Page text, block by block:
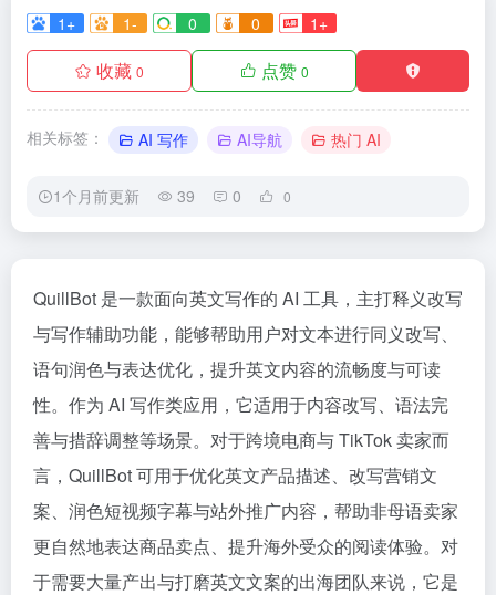
1+ 1- 0 0 1+
收藏 0 点赞 0
相关标签： AI 写作 AI导航 热门 AI
1个月前更新 39 0 0
QuillBot 是一款面向英文写作的 AI 工具，主打释义改写
与写作辅助功能，能够帮助用户对文本进行同义改写、
语句润色与表达优化，提升英文内容的流畅度与可读
性。作为 AI 写作类应用，它适用于内容改写、语法完
善与措辞调整等场景。对于跨境电商与 TikTok 卖家而
言，QuillBot 可用于优化英文产品描述、改写营销文
案、润色短视频字幕与站外推广内容，帮助非母语卖家
更自然地表达商品卖点、提升海外受众的阅读体验。对
于需要大量产出与打磨英文文案的出海团队来说，它是